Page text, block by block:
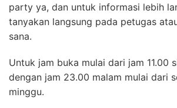
party ya, dan untuk informasi lebih
tanyakan langsung pada petugas
sana.
Untuk jam buka mulai dari jam 11.00
dengan jam 23.00 malam mulai dari
minggu.